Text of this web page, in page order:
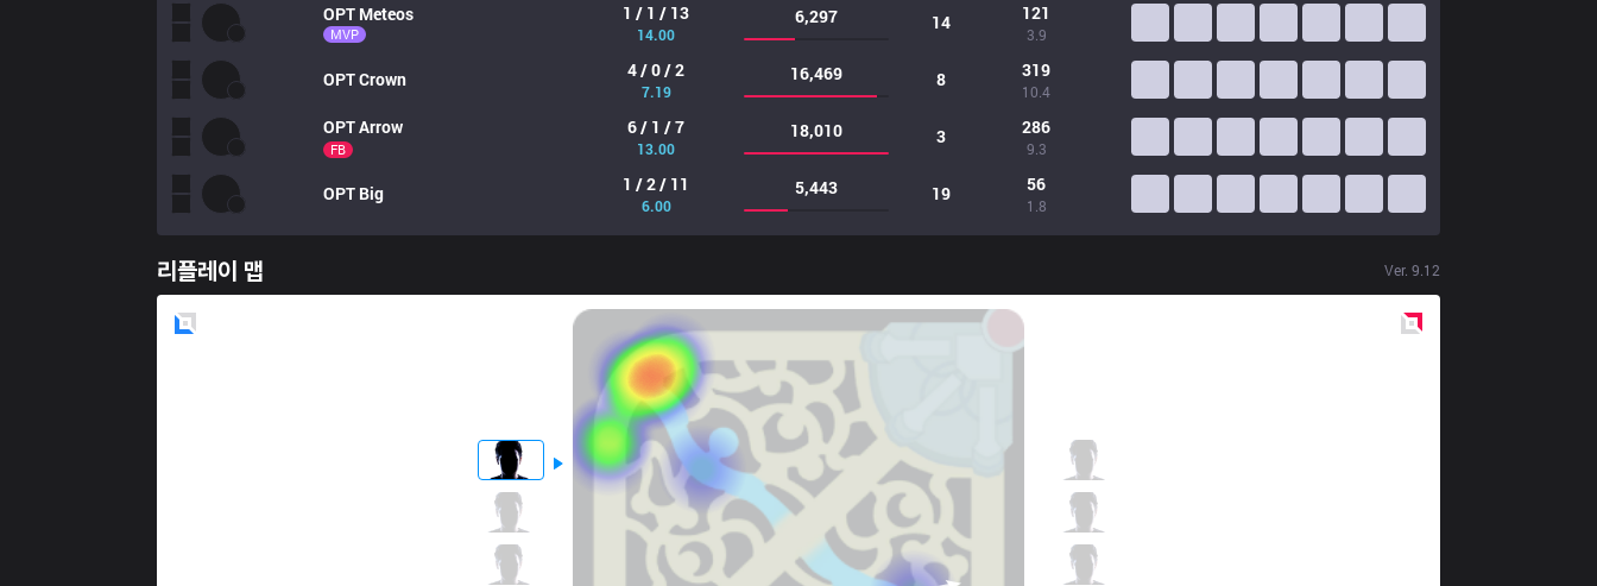
OPT Meteos
MVP
1 / 1 / 13
14.00
6,297 14 121
3.9
OPTCrown 4 / 0 / 2
7.19
16,469 8 319
10.4
OPTArrow
FB
6 / 1 / 7
13.00
18,010 3 286
9.3
OPT Big 1 / 2 / 11
6.00
5,443 19 56
1.8
리플레이 맵 Ver. 9.12